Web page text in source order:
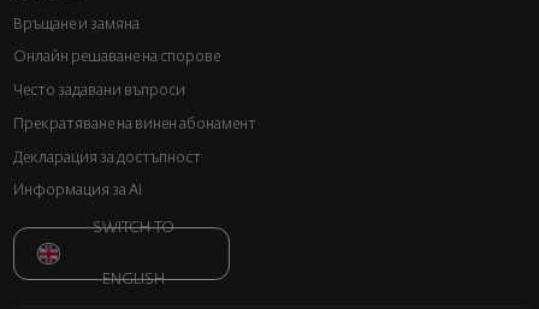
Връщане и замяна
Онлайн решаване на спорове
Често задавани въпроси
Прекратяване на винен абонамент
Декларация за достъпност
Информация за AI
SWITCH TO
ENGLISH